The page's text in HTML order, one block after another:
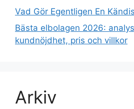
Vad Gör Egentligen En
Bästa elbolagen 2026:
kundnöjdhet, pris och villkor
Arkiv